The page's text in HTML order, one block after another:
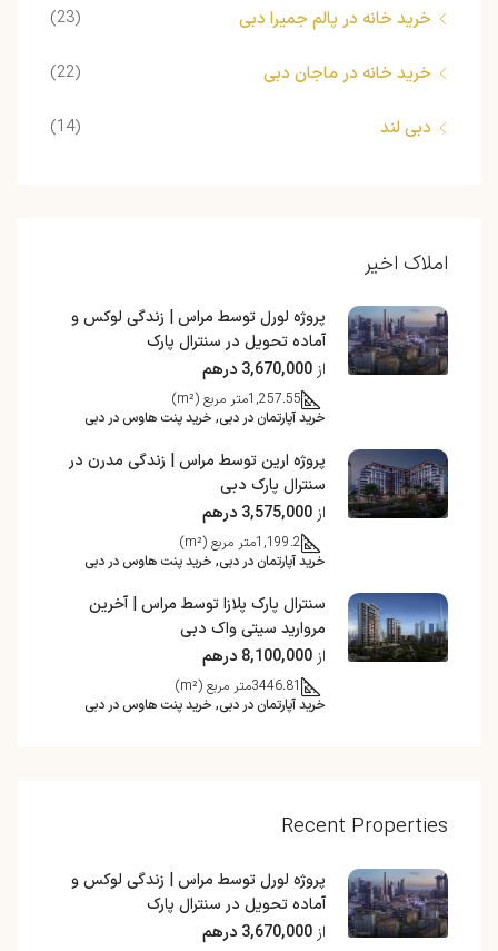
خرید خانه در پالم جمیرا دبی (23)
خرید خانه در ماجان دبی (22)
دبی لند (14)
املاک اخیر
پروژه لورل توسط مراس | زندگی لوکس و
آماده تحویل در سنترال پارک
از 3,670,000 درهم
1,257.55متر مربع (m²)
خرید آپارتمان در دبی, خرید پنت هاوس در دبی
پروژه ارین توسط مراس | زندگی مدرن در
سنترال پارک دبی
از 3,575,000 درهم
1,199.2متر مربع (m²)
خرید آپارتمان در دبی, خرید پنت هاوس در دبی
سنترال پارک پلازا توسط مراس | آخرین
مروارید سیتی واک دبی
از 8,100,000 درهم
3446.81متر مربع (m²)
خرید آپارتمان در دبی, خرید پنت هاوس در دبی
Recent Properties
پروژه لورل توسط مراس | زندگی لوکس و
آماده تحویل در سنترال پارک
از 3,670,000 درهم